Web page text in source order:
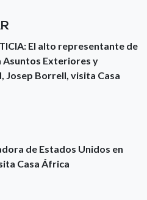
El alto representante de
Asuntos Exteriores y
Josep Borrell, visita Casa
de Estados Unidos en
Casa África